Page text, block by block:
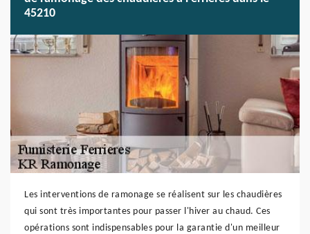
45210
Les interventions de ramonage se réalisent sur les chaudières
qui sont très importantes pour passer l'hiver au chaud. Ces
opérations sont indispensables pour la garantie d'un meilleur